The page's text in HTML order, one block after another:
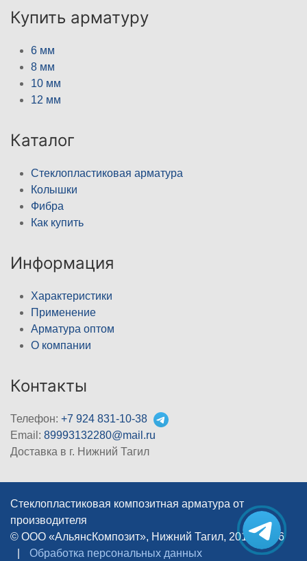
Купить арматуру
6 мм
8 мм
10 мм
12 мм
Каталог
Стеклопластиковая арматура
Колышки
Фибра
Как купить
Информация
Характеристики
Применение
Арматура оптом
О компании
Контакты
Телефон: +7 924 831-10-38
Email: 89993132280@mail.ru
Доставка в г. Нижний Тагил
Стеклопластиковая композитная арматура от
производителя
© ООО «АльянсКомпозит», Нижний Тагил, 2012–2026
Обработка персональных данных